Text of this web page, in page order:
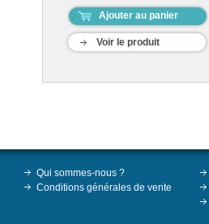
Ajouter au panier
Voir le produit
Qui sommes-nous ?
Conditions générales de vente